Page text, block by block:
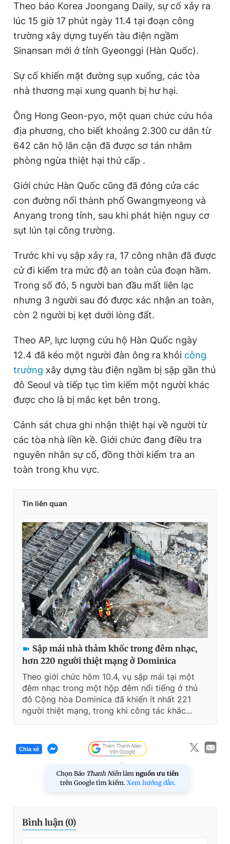
Theo dõi báo trên
Hotline Liên hệ quảng cáo
Đặt báo Quảng cáo RSS Tòa soạn Chính sách bảo
Tổng biên tập: Nguyễn Ngọc Toàn
Phó tổng biên tập thường trực: Hải Thành
Phó tổng biên tập: Lâm Hiếu Dũng
Phó tổng biên tập: Trần Việt Hưng
Tổng thư ký tòa soạn: Đức Trung
Giấy phép xuất bản số 110/GP - BTTTT cấp ngày 24.3.2020
chép dưới mọi hình thức nếu không có sự chấp thuận bằng văn
bản. Phát triển bởi ePi Technologies, JSC.
Theo báo Korea Joongang Daily, sự cố xảy ra
lúc 15 giờ 17 phút ngày 11.4 tại đoạn công
trường xây dựng tuyến tàu điện ngầm
Sinansan mới ở tỉnh Gyeonggi (Hàn Quốc).
Sự cố khiến mặt đường sụp xuống, các tòa
nhà thương mại xung quanh bị hư hại.
Ông Hong Geon-pyo, một quan chức cứu hỏa
địa phương, cho biết khoảng 2.300 cư dân từ
642 căn hộ lân cận đã được sơ tán nhằm
phòng ngừa thiệt hại thứ cấp .
Giới chức Hàn Quốc cũng đã đóng cửa các
con đường nối thành phố Gwangmyeong và
Anyang trong tỉnh, sau khi phát hiện nguy cơ
sụt lún tại công trường.
Trước khi vụ sập xảy ra, 17 công nhân đã được
cử đi kiểm tra mức độ an toàn của đoạn hầm.
Trong số đó, 5 người ban đầu mất liên lạc
nhưng 3 người sau đó được xác nhận an toàn,
còn 2 người bị kẹt dưới lòng đất.
Theo AP, lực lượng cứu hộ Hàn Quốc ngày
12.4 đã kéo một người đàn ông ra khỏi công
trường xây dựng tàu điện ngầm bị sập gần thủ
đô Seoul và tiếp tục tìm kiếm một người khác
được cho là bị mắc kẹt bên trong.
Cảnh sát chưa ghi nhận thiệt hại về người từ
các tòa nhà liền kề. Giới chức đang điều tra
nguyên nhân sự cố, đồng thời kiểm tra an
toàn trong khu vực.
Tin liên quan
Sập mái nhà thảm khốc trong đêm nhạc,
hơn 220 người thiệt mạng ở Dominica
Theo giới chức hôm 10.4, vụ sập mái tại một
đêm nhạc trong một hộp đêm nổi tiếng ở thủ
đô Cộng hòa Dominica đã khiến ít nhất 221
người thiệt mạng, trong khi công tác khắc...
Chia sẻ
Chọn Báo Thanh Niên làm nguồn ưu tiên
trên Google tìm kiếm. Xem hướng dẫn.
Bình luận (0)